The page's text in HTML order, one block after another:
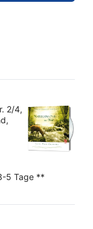
2/4,
5 Tage **